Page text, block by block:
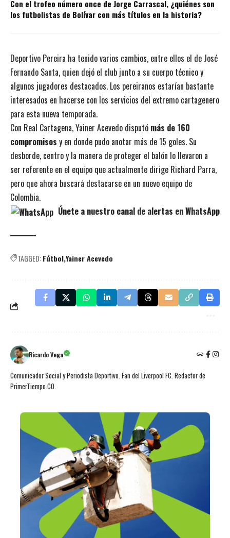
Con el trofeo número once de Jorge Carrascal, ¿quiénes son
los futbolistas de Bolívar con más títulos en la historia?
Deportivo Pereira ha tenido varios cambios, entre ellos el de José
Fernando Santa, quien dejó el club junto a su cuerpo técnico y
algunos jugadores destacados. Los pereiranos estarían bastante
interesados en hacerse con los servicios del extremo cartagenero
para esta nueva temporada.
Con Real Cartagena, Yainer Acevedo disputó más de 160
compromisos y en donde pudo anotar más de 15 goles. Su
desborde, centro y la manera de proteger el balón lo llevaron a
ser referente en el equipo que actualmente dirige Richard Parra,
pero que ahora buscará destacarse en un nuevo equipo de
Colombia.
Únete a nuestro canal de alertas en WhatsApp
TAGGED:FútbolYainer Acevedo
Ricardo Vega
Comunicador Social y Periodista Deportivo. Fan del Liverpool FC. Redactor de
PrimerTiempo.CO.